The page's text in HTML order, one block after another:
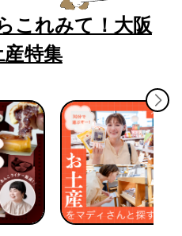
これみて！大阪
特集